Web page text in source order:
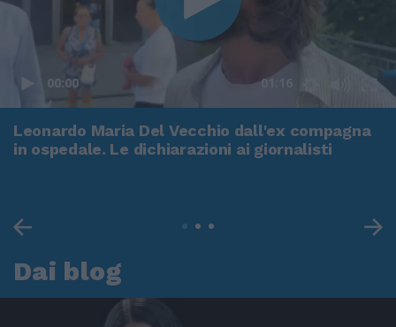
00:00 01:16
Leonardo Maria Del Vecchio dall'ex compagna
in ospedale. Le dichiarazioni ai giornalisti
Dai blog